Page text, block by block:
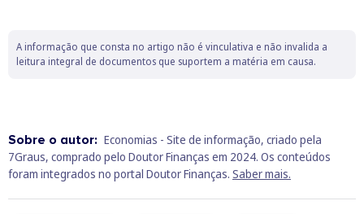
A informação que consta no artigo não é vinculativa e não invalida a
leitura integral de documentos que suportem a matéria em causa.
Sobre o autor: Economias - Site de informação, criado pela
7Graus, comprado pelo Doutor Finanças em 2024. Os conteúdos
foram integrados no portal Doutor Finanças. Saber mais.